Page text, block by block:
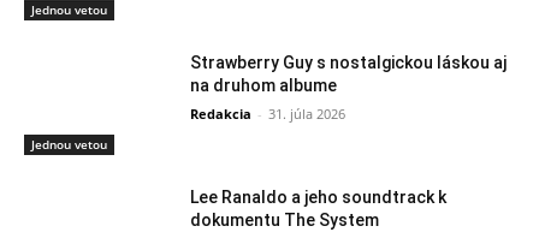
Jednou vetou
Jednou vetou
Strawberry Guy s nostalgickou láskou aj
na druhom albume
Redakcia - 31. júla 2026
Lee Ranaldo a jeho soundtrack k
dokumentu The System